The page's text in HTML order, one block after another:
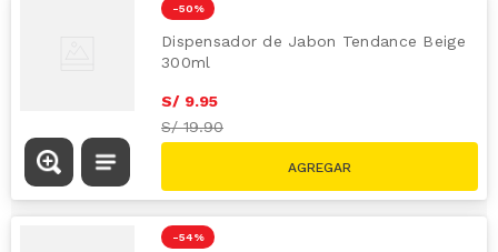
-50 %
Dispensador de Jabon Tendance Beige
300ml
S/ 9.95
S/19.90
-54 %